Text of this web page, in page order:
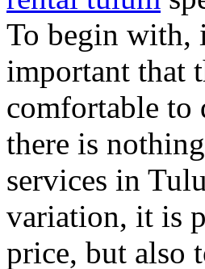
To begin with,
important that
comfortable to
there is
services in
variation, it is
price, but also